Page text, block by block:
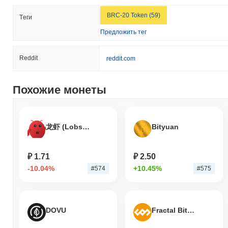
Столкнулся ли 1000SATS (Ordinals) с какими-
либо спорами или рисками?
связанными с его интеграцией в сеть Bitcoin, особенно
надписей. Эта проблема стала актуальной в начале 2023
решений по масштабируемости и продвигая лучшие практики
для пользователей, чтобы эффективно управлять своими
чтобы ответить на опасения и прояснить цели проекта.
Текущие риски включают рыночную волатильность и
обновления и инициативы по вовлечению сообщества, чтобы
способствовать лучшему пониманию своих целей и операций.
Tеги BRC-20 Token (59)
Предложить тег
Reddit reddit.com
Похожие монеты
龙虾 (Lobster)
₽ 1.71
-10.04% #574
Bityuan
₽ 2.50
+10.45% #575
DOVU Fractal Bitcoin